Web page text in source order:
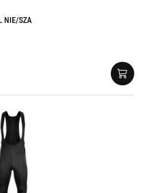
NIE/SZA